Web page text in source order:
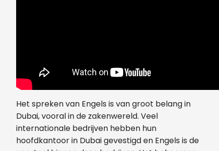
Het spreken van Engels is van groot belang in
Dubai, vooral in de zakenwereld. Veel
internationale bedrijven hebben hun
hoofdkantoor in Dubai gevestigd en Engels is de